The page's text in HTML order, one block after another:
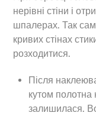
нерівні стіни і
шпалерах. Так
кривих стінах
розходитися.
Після
кутом полотна
залишилася.